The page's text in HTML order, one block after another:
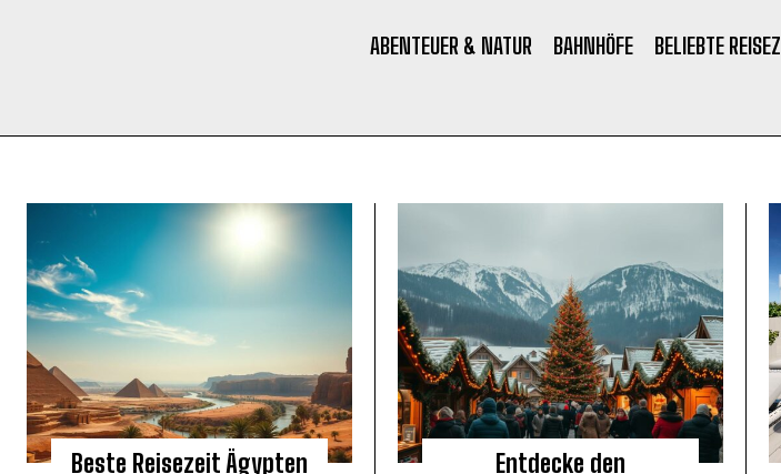
ABENTEUER & NATUR BAHNHÖFE BELIEBTE
Beste Reisezeit Ägypten
Entdecke den